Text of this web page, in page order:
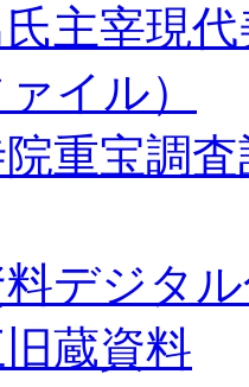
主宰現
イル）
重宝調
デジタ
蔵資料